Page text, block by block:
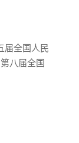
届全国人民
八届全国